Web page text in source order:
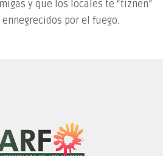
y que los locales te “tiznen”
por el fuego.